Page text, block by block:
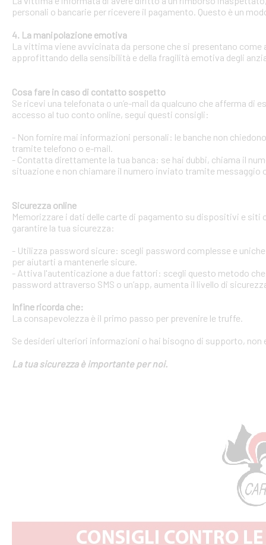
personali o bancarie per ricevere il pagamento. Questo è un
4. La manipolazione emotiva
La vittima viene avvicinata da persone che si presentano
approfittando della sensibilità e della fragilità emotiva degli
Cosa fare in caso di contatto sospetto
Se ricevi una telefonata o un’e-mail da qualcuno che afferma di
accesso al tuo conto online, segui questi consigli:
- Non fornire mai informazioni personali: le banche non
tramite telefono o e-mail.
- Contatta direttamente la tua banca: se hai dubbi, chiama il
situazione e non chiamare il numero inviato tramite messaggio
Sicurezza online
Memorizzare i dati delle carte di pagamento su dispositivi e
garantire la tua sicurezza:
- Utilizza password sicure: scegli password complesse e
per aiutarti a mantenerle sicure.
- Attiva l'autenticazione a due fattori: scegli questo metodo
password attraverso SMS o un’app, aumenta il livello di
Infine ricorda che:
La consapevolezza è il primo passo per prevenire le truffe.
Se desideri ulteriori informazioni o hai bisogno di supporto,
La tua sicurezza è importante per noi.